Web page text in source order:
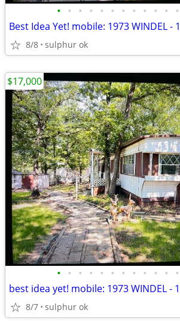
• • • • • • • • • • • •
Best Idea Yet! mobile: 1973 WINDEL -
8/8 sulphur ok
• • • • • • • • • • • •
best idea yet! mobile: 1973 WINDEL -
8/7 sulphur ok
$17,000